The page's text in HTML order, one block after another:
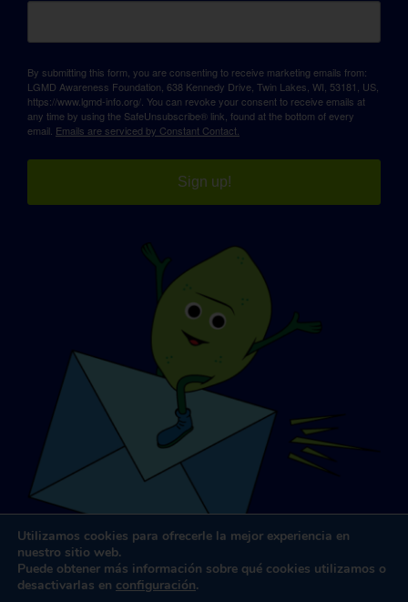
By submitting this form, you are consenting to receive marketing emails from:
LGMD Awareness Foundation, 638 Kennedy Drive, Twin Lakes, WI, 53181, US,
https://www.lgmd-info.org/. You can revoke your consent to receive emails at
any time by using the SafeUnsubscribe® link, found at the bottom of every
email. Emails are serviced by Constant Contact.
Sign up!
Utilizamos cookies para ofrecerle la mejor experiencia en
nuestro sitio web.
Puede obtener más información sobre qué cookies utilizamos o
desactivarlas en configuración.